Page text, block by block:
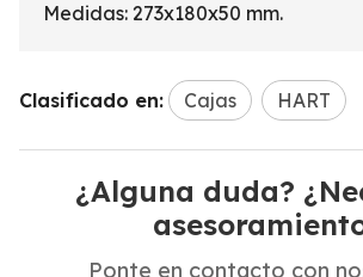
Medidas: 273x180x50 mm.
Clasificado en: Cajas HART
¿Alguna duda?
Ponte en contacto con